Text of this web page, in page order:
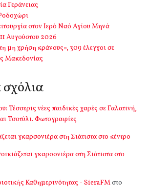
Γεράνειας
στον Ιερό Ναό Αγίου Μηνά
Αυγούστου 2026
μη χρήση κράνους», 309 έλεγχοι σε
Μακεδονίας
Τέσσερις νέες παιδικές χαρές σε Γαλατινή,
Τσοτύλι. Φωτογραφίες
γκαρσονιέρα στη Σιάτιστα στο κέντρο
γκαρσονιέρα στη Σιάτιστα στο
Καθημερινότητας - SieraFMστο